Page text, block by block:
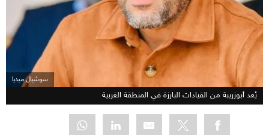
سوشيال ميديا
يُعد أبوزريبة من القيادات البارزة في المنطقة الغربية